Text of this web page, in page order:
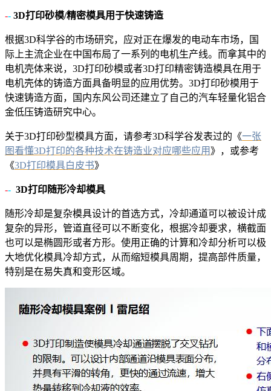
-- 3D打印砂模/精密模具用于快速铸造
根据3D科学谷的市场研究，应对正在爆发的电动车市场，国
际上主流企业在中国布局了一系列的电机生产线。而拿其中的
电机壳体来说，3D打印砂模或者3D打印精密铸造模具在用于
电机壳体的铸造方面具备明显的应用优势。3D打印砂模用于
快速铸造方面，国内东风公司还建立了自己的汽车轻量化铝合
金低压铸造研究中心。
关于3D打印砂型模具方面，请参考3D科学谷发表过的《一张
图看懂3D打印的各种技术在铸造业对应哪些应用 》，或参考
《3D打印模具白皮书》
-- 3D打印随形冷却模具
随形冷却是复杂模具设计的首选方式，冷却通道可以被设计成
复杂的异形，管道直径可以不断变化，根据冷却要求，横截面
也可以是椭圆形或者方形。使用正确的计算和冷却分析可以极
大地优化模具冷却方式，从而缩短模具周期，提高部件质量，
特别是在易失真和变形区域。